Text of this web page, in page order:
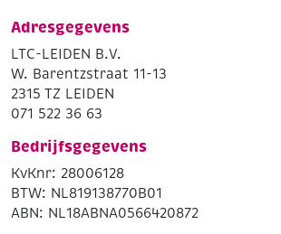
Adresgegevens
LTC-LEIDEN B.V.
W. Barentzstraat 11-13
2315 TZ LEIDEN
071 522 36 63
Bedrijfsgegevens
KvKnr: 28006128
BTW: NL819138770B01
ABN: NL18ABNA0566420872